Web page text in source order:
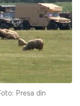
Presa din